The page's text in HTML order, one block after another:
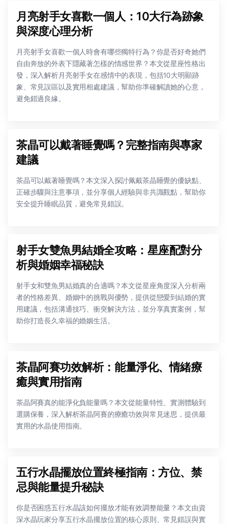
月亮射手女喜歡一個人：10大行為跡象
與深度心理分析
月亮射手女喜歡一個人時會有哪些獨特行為？你是否好奇她們
自由奔放的外表下隱藏著怎樣的情感世界？本文從星座性格出
發，深入解析月亮射手女在感情中的表現，包括10大明顯跡
象、常見誤區以及實用相處建議，幫助你準確解讀她的心意，
避免錯過良緣。
茶晶可以戴著睡覺嗎？完整指南與專家
建議
茶晶可以戴著睡覺嗎？本文深入探討佩戴茶晶睡覺的優缺點、
正確步驟與注意事項，並分享個人經驗與非共識觀點，幫助你
安全提升睡眠品質，避免常見錯誤。
射手女雙魚男結婚全攻略：星座配對分
析與婚姻幸福秘訣
射手女和雙魚男結婚真的合適嗎？本文從星座角度深入分析兩
者的性格差異、婚姻中的挑戰與優勢，提供從戀愛到結婚的實
用建議，包括溝通技巧、衝突解決方法，並分享真實案例，幫
助你打造長久幸福的婚姻生活。
茶晶阿賽功效解析：能量淨化、情緒療
癒與實用指南
茶晶阿賽真的能淨化負能量嗎？本文從能量特性、實測體驗到
選購保養，深入解析茶晶阿賽的療癒功效與常見迷思，提供最
實用的水晶使用指南。
五行水晶擺放位置終極指南：方位、禁
忌與能量提升秘訣
你是否困惑五行水晶該如何擺放才能有效調整能量？本文由資
深水晶玩家分享五行水晶擺放位置的核心原則、常見錯誤與實